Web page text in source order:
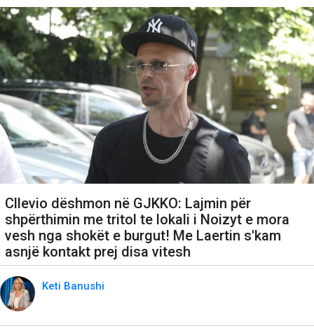
Cllevio dëshmon në GJKKO: Lajmin për
shpërthimin me tritol te lokali i Noizyt e mora
vesh nga shokët e burgut! Me Laertin s'kam
asnjë kontakt prej disa vitesh
Keti Banushi